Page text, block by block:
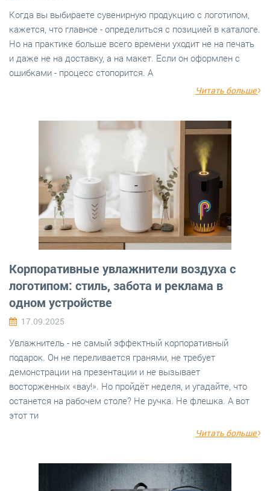
Когда вы выбираете сувенирную продукцию с логотипом,
кажется, что главное - определиться с позицией в каталоге.
Но на практике больше всего времени уходит не на печать
и даже не на доставку, а на макет. Если он оформлен с
ошибками - процесс стопорится. А
Читать больше
Корпоративные увлажнители воздуха с
логотипом: стиль, забота и реклама в
одном устройстве
17.09.2025
Увлажнитель - не самый эффектный корпоративный
подарок. Он не переливается гранями, не требует
демонстрации на презентации и не вызывает
восторженных «вау!». Но пройдёт неделя, и угадайте, что
останется на рабочем столе? Не ручка. Не флешка. А вот
этот ти
Читать больше